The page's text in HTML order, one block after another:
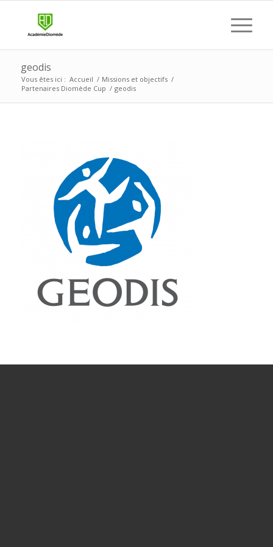
geodis
Vous êtes ici : Accueil / Missions et objectifs /
Partenaires Diomède Cup / geodis